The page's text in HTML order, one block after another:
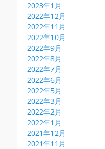
2023年1月
2022年12月
2022年11月
2022年10月
2022年9月
2022年8月
2022年7月
2022年6月
2022年5月
2022年3月
2022年2月
2022年1月
2021年12月
2021年11月